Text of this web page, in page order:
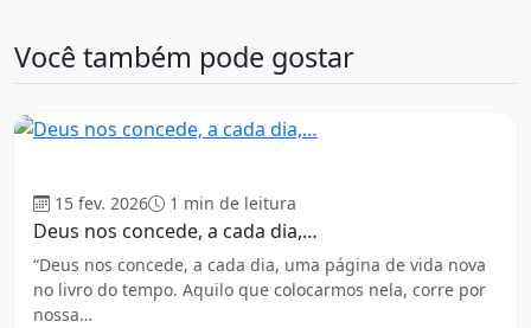
Você também pode gostar
15 fev. 2026 1 min de leitura
Deus nos concede, a cada dia,…
“Deus nos concede, a cada dia, uma página de vida nova
no livro do tempo. Aquilo que colocarmos nela, corre por
nossa…